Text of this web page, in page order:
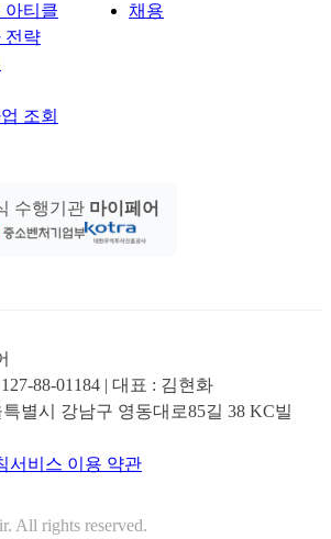
아티클
전략
조회
채용
수행기관 마이페어
127-88-01184 | 대표 : 김현화
특별시 강남구 영동대로85길 38 KC빌
서비스 이용 약관
All rights reserved.